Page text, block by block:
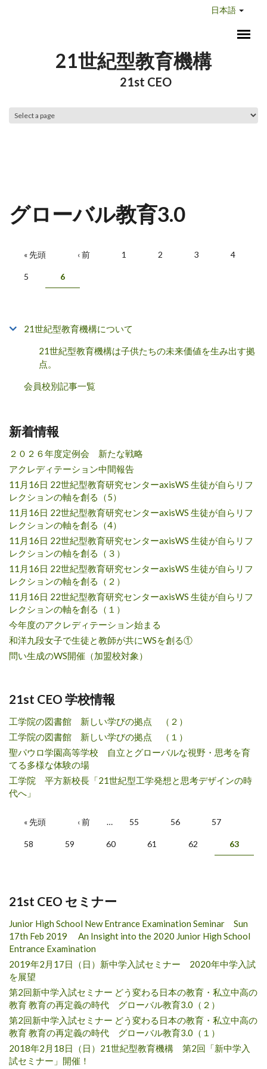
日本語
21世紀型教育機構
21st CEO
グローバル教育3.0
ページ
« 先頭 ‹ 前 1 2 3 4
5 6
21世紀型教育機構について
21世紀型教育機構は子供たちの未来価値を生み出す拠
点。
会員校別記事一覧
新着情報
２０２６年度定例会 新たな戦略
アクレディテーション中間報告
11月16日 22世紀型教育研究センターaxisWS 生徒が自らリフ
レクションの軸を創る（5）
11月16日 22世紀型教育研究センターaxisWS 生徒が自らリフ
レクションの軸を創る（4）
11月16日 22世紀型教育研究センターaxisWS 生徒が自らリフ
レクションの軸を創る（３）
11月16日 22世紀型教育研究センターaxisWS 生徒が自らリフ
レクションの軸を創る（２）
11月16日 22世紀型教育研究センターaxisWS 生徒が自らリフ
レクションの軸を創る（１）
今年度のアクレディテーション始まる
和洋九段女子で生徒と教師が共にWSを創る①
問い生成のWS開催（加盟校対象）
21st CEO 学校情報
工学院の図書館 新しい学びの拠点 （２）
工学院の図書館 新しい学びの拠点 （１）
聖パウロ学園高等学校 自立とグローバルな視野・思考を育
てる多様な体験の場
工学院 平方新校長「21世紀型工学発想と思考デザインの時
代へ」
ページ
« 先頭 ‹ 前 … 55 56 57
58 59 60 61 62 63
21st CEO セミナー
Junior High School New Entrance Examination Seminar Sun
17th Feb 2019 An Insight into the 2020 Junior High School
Entrance Examination
2019年2月17日（日）新中学入試セミナー 2020年中学入試
を展望
第2回新中学入試セミナー どう変わる日本の教育・私立中高の
教育 教育の再定義の時代 グローバル教育3.0（２）
第2回新中学入試セミナー どう変わる日本の教育・私立中高の
教育 教育の再定義の時代 グローバル教育3.0（１）
2018年2月18日（日）21世紀型教育機構 第2回「新中学入
試セミナー」開催！